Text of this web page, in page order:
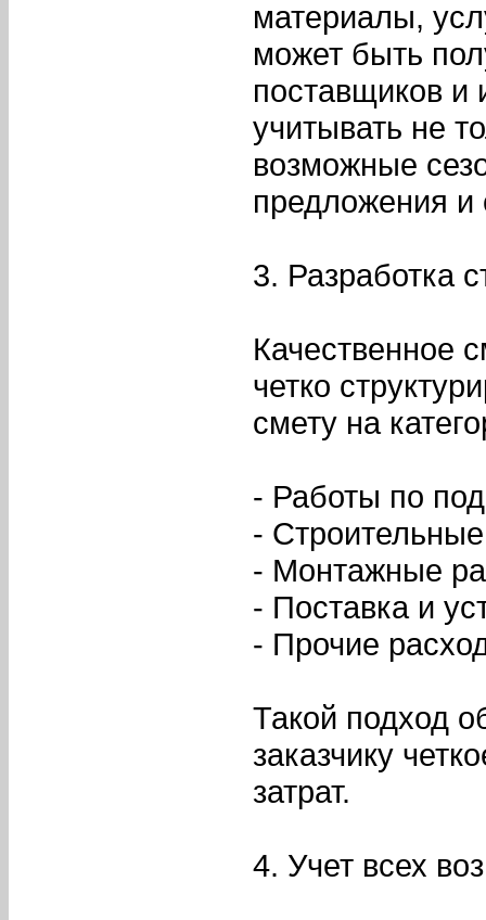
материалы,
может быть
поставщиков
учитывать не
возможные
предложения и
3. Разработка
Качественное
четко
смету на
- Работы по
-
- Монтажные
- Поставка и
- Прочие
Такой подход
заказчику
затрат.
4. Учет всех